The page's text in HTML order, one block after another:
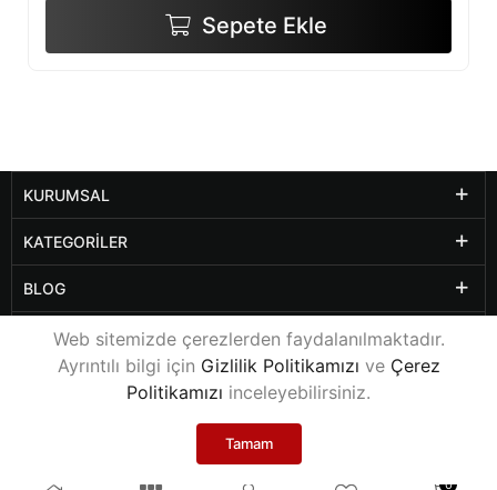
Web sitemizde çerezlerden faydalanılmaktadır.
Ayrıntılı bilgi için Gizlilik Politikamızı ve Çerez
Politikamızı inceleyebilirsiniz.
Tamam
0
Sepete Ekle
KURUMSAL
KATEGORILER
BLOG
DIĞER SAYFALAR
www.yalcinkayaofis.com
Rexa Web Tasarım Ajansı